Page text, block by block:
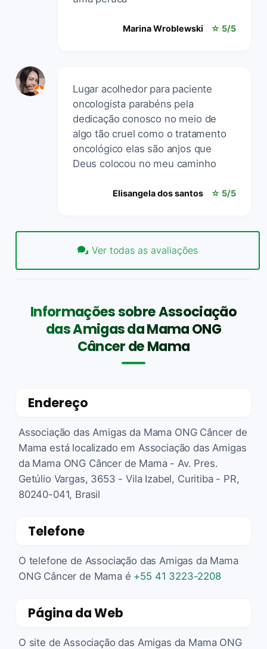
Marina Wroblewski ☆ 5/5
Lugar acolhedor para paciente
oncologista parabéns pela
dedicação conosco no meio de
algo tão cruel como o tratamento
oncológico elas são anjos que
Deus colocou no meu caminho
Elisangela dos santos ☆ 5/5
Ver todas as avaliações
Informações sobre Associação
das Amigas da Mama ONG
Câncer de Mama
Endereço
Associação das Amigas da Mama ONG Câncer de
Mama está localizado em Associação das Amigas
da Mama ONG Câncer de Mama - Av. Pres.
Getúlio Vargas, 3653 - Vila Izabel, Curitiba - PR,
80240-041, Brasil
Telefone
O telefone de Associação das Amigas da Mama
ONG Câncer de Mama é +55 41 3223-2208
Página da Web
O site de Associação das Amigas da Mama ONG